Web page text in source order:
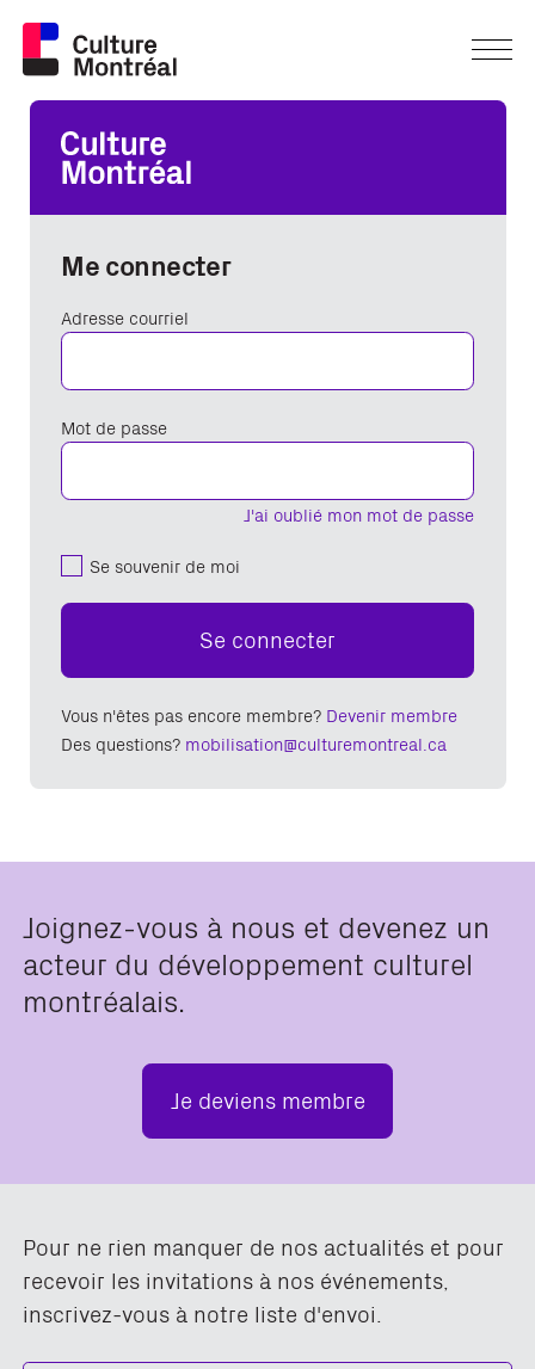
Me connecter
Adresse courriel
J'ai oublié mon mot de passe
Mot de passe
Se souvenir de moi
Se connecter
Vous n'êtes pas encore membre? Devenir membre
Des questions? mobilisation@culturemontreal.ca
Joignez-vous à nous et devenez un
acteur du développement culturel
montréalais.
Je deviens membre
Pour ne rien manquer de nos actualités et pour
recevoir les invitations à nos événements,
inscrivez-vous à notre liste d'envoi.